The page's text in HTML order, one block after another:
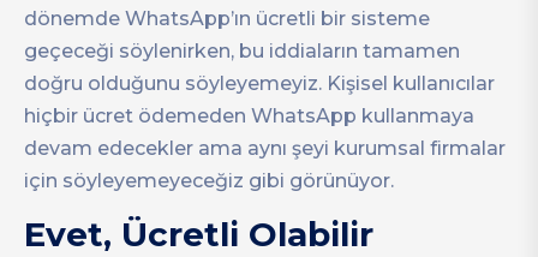
dönemde WhatsApp’ın ücretli bir sisteme
geçeceği söylenirken, bu iddiaların tamamen
doğru olduğunu söyleyemeyiz. Kişisel kullanıcılar
hiçbir ücret ödemeden WhatsApp kullanmaya
devam edecekler ama aynı şeyi kurumsal firmalar
için söyleyemeyeceğiz gibi görünüyor.
Evet, Ücretli Olabilir